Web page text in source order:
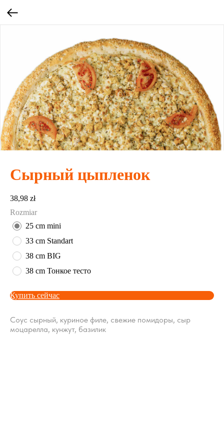
Сырный цыпленок
38,98 zł
Rozmiar
25 cm mini
33 cm Standart
38 cm BIG
38 cm Тонкое тесто
Купить сейчас
Соус сырный, куриное филе, свежие помидоры, сыр
моцарелла, кунжут, базилик